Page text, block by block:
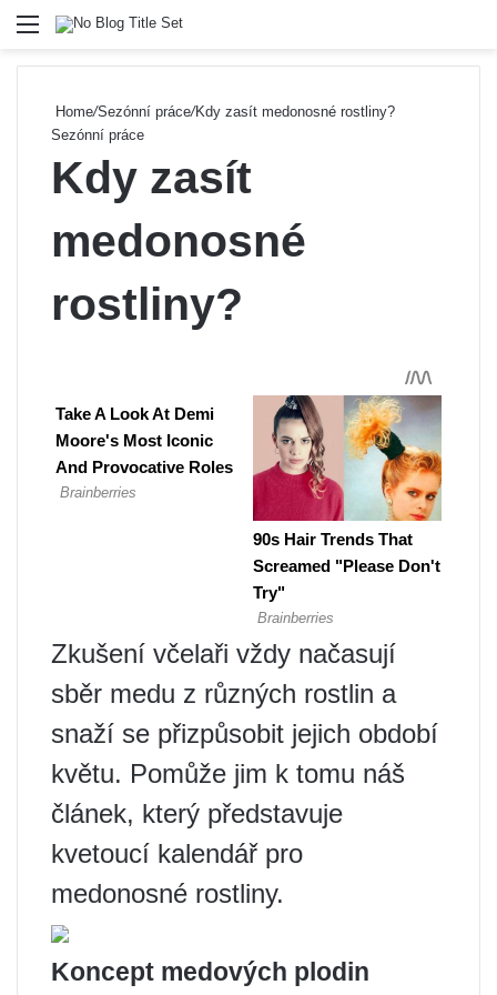
Menu
Home/Sezónní práce/Kdy zasít medonosné rostliny?
Sezónní práce
Kdy zasít
medonosné
rostliny?
Zkušení včelaři vždy načasují
sběr medu z různých rostlin a
snaží se přizpůsobit jejich období
květu. Pomůže jim k tomu náš
článek, který představuje
kvetoucí kalendář pro
medonosné rostliny.
Koncept medových plodin